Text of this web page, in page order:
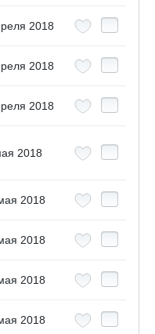
2018
2018
2018
2018
2018
2018
2018
2018